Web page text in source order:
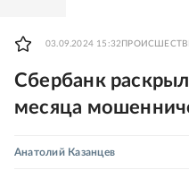
03.09.2024 15:32
Сбербанк
месяца
Анатолий Казанцев